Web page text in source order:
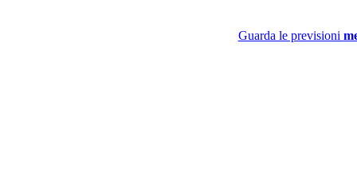
Guarda le previsioni